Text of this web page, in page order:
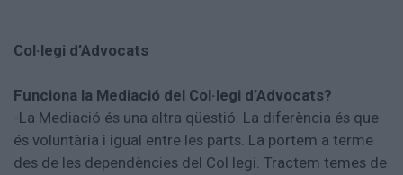
Col·legi d’Advocats
Funciona la Mediació del Col·legi d’Advocats?
-La Mediació és una altra qüestió. La diferència és que
és voluntària i igual entre les parts. La portem a terme
des de les dependències del Col·legi. Tractem temes de